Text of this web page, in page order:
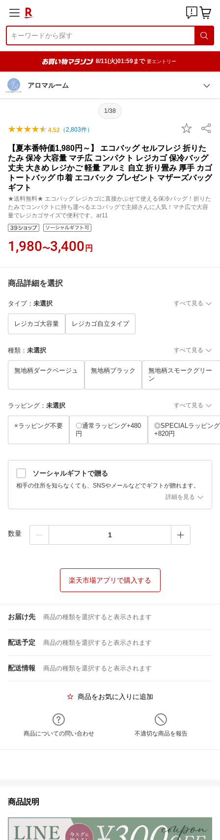
8/11(火)01:59まで 要エントリー
アロマルーム
1/38
4.52 （2,803件）
【夏本番特価1,980円～】 エコバッグ セルフレジ 折りた
たみ 保冷 大容量 マチ広 コンパクト レジカゴ 保冷バッグ
丈夫 大きめ レジかご 軽量 アルミ 自立 折り畳み 厚手 カゴ
トートバッグ 巾着 エコバック プレゼント マザーズバッグ
ギフト
★送料無料★ エコバッグ レジカゴに直接かぶせて使える保冷バッグ！折りた
たみでコンパクトに持ち運べるエコバッグで主婦さんに人気！マチ広で大容
量でレジカゴサイズで便利です。ar11
1,980〜3,400 円
商品詳細を選択
タイプ： 未選択 すべて見る
レジカゴ大容量 レジカゴ自立タイプ
種類 ： 未選択 すべて見る
無地柄ダークベージュ 無地柄ブラック
無地柄スモークグリー
ン
ラッピング ： 未選択 すべて見る
×ラッピング不要
〇通常ラッピング+480
円
◎SPECIALラッピング
+820円
ソーシャルギフトで贈る
相手の住所を知らなくても、SNSやメールなどでギフトが贈れます。
詳細を見る
数量
楽天市場アプリで購入する
お届け先 商品の種類を選択すると表示されます
配送予定 商品の種類を選択すると表示されます
配送情報 商品の種類を選択すると表示されます
商品をお気に入りに追加
商品についての問い合わせ 不適切な商品を報告
商品説明